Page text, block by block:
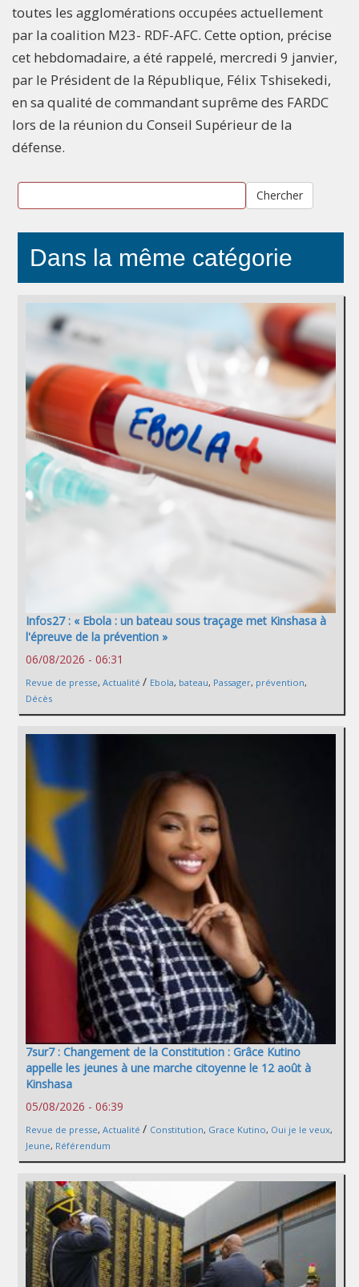
toutes les agglomérations occupées actuellement
par la coalition M23- RDF-AFC. Cette option, précise
cet hebdomadaire, a été rappelé, mercredi 9 janvier,
par le Président de la République, Félix Tshisekedi,
en sa qualité de commandant suprême des FARDC
lors de la réunion du Conseil Supérieur de la
défense.
Chercher
Dans la même catégorie
Infos27 : « Ebola : un bateau sous traçage met Kinshasa à
l'épreuve de la prévention »
06/08/2026 - 06:31
Revue de presse, Actualité / Ebola, bateau, Passager, prévention,
Décès
7sur7 : Changement de la Constitution : Grâce Kutino
appelle les jeunes à une marche citoyenne le 12 août à
Kinshasa
05/08/2026 - 06:39
Revue de presse, Actualité / Constitution, Grace Kutino, Oui je le veux,
Jeune, Référendum